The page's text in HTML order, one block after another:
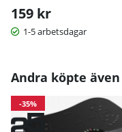
159 kr
1-5 arbetsdagar
Andra köpte även
-35%